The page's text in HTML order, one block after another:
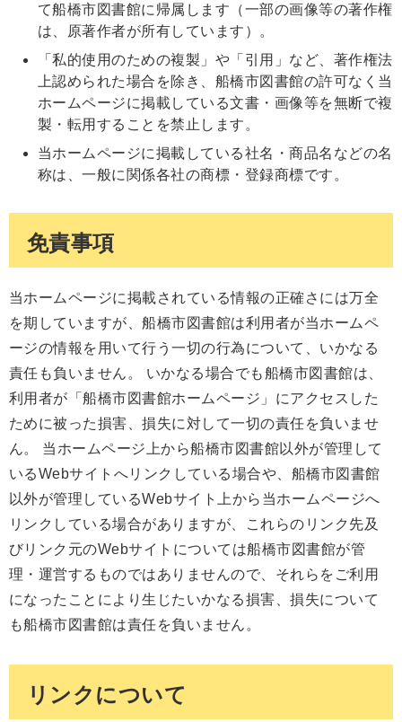
て船橋市図書館に帰属します（一部の画像等の著作権
は、原著作者が所有しています）。
「私的使用のための複製」や「引用」など、著作権法
上認められた場合を除き、船橋市図書館の許可なく当
ホームページに掲載している文書・画像等を無断で複
製・転用することを禁止します。
当ホームページに掲載している社名・商品名などの名
称は、一般に関係各社の商標・登録商標です。
免責事項
当ホームページに掲載されている情報の正確さには万全
を期していますが、船橋市図書館は利用者が当ホームペ
ージの情報を用いて行う一切の行為について、いかなる
責任も負いません。 いかなる場合でも船橋市図書館は、
利用者が「船橋市図書館ホームページ」にアクセスした
ために被った損害、損失に対して一切の責任を負いませ
ん。 当ホームページ上から船橋市図書館以外が管理して
いるWebサイトへリンクしている場合や、船橋市図書館
以外が管理しているWebサイト上から当ホームページへ
リンクしている場合がありますが、これらのリンク先及
びリンク元のWebサイトについては船橋市図書館が管
理・運営するものではありませんので、それらをご利用
になったことにより生じたいかなる損害、損失について
も船橋市図書館は責任を負いません。
リンクについて